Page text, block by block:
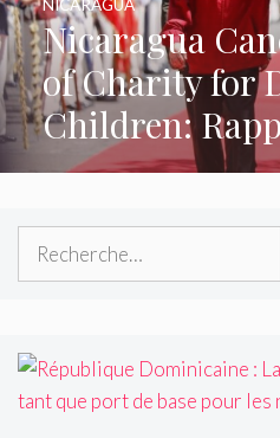
Nicaragua
of Charity for
Children:
NICARAGUA
Rechercher :